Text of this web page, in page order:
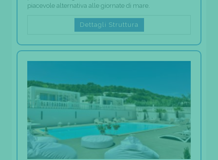
piacevole alternativa alle giornate di mare.
Dettagli Struttura